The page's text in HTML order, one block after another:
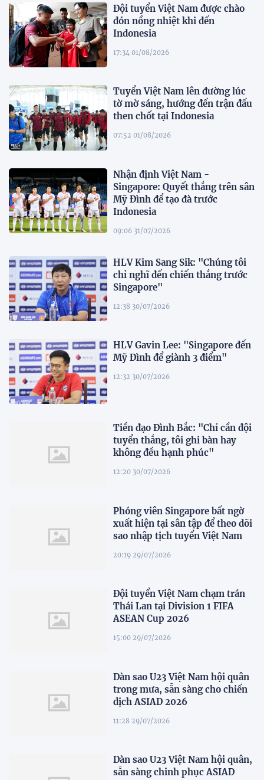
Đội tuyển Việt Nam được chào
đón nồng nhiệt khi đến
Indonesia
17:34 01/08/2026
Tuyển Việt Nam lên đường lúc
tờ mờ sáng, hướng đến trận đấu
then chốt tại Indonesia
07:52 01/08/2026
Nhận định Việt Nam -
Singapore: Quyết thắng trên sân
Mỹ Đình để tạo đà trước
Indonesia
09:06 31/07/2026
HLV Kim Sang Sik: "Chúng tôi
chỉ nghĩ đến chiến thắng trước
Singapore"
12:38 30/07/2026
HLV Gavin Lee: "Singapore đến
Mỹ Đình để giành 3 điểm"
12:32 30/07/2026
Tiền đạo Đình Bắc: "Chỉ cần đội
tuyển thắng, tôi ghi bàn hay
không đều hạnh phúc"
12:20 30/07/2026
Phóng viên Singapore bất ngờ
xuất hiện tại sân tập để theo dõi
sao nhập tịch tuyển Việt Nam
20:19 29/07/2026
Đội tuyển Việt Nam chạm trán
Thái Lan tại Division 1 FIFA
ASEAN Cup 2026
15:00 29/07/2026
Dàn sao U23 Việt Nam hội quân
trong mưa, sẵn sàng cho chiến
dịch ASIAD 2026
11:28 29/07/2026
Dàn sao U23 Việt Nam hội quân,
sẵn sàng chinh phục ASIAD